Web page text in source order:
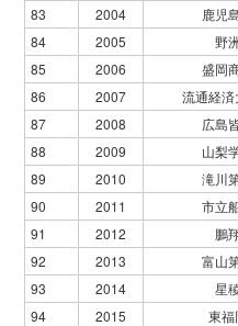
83
2004 鹿児
84
2005 野
85
2006 盛岡
86
2007 流通経済
87
2008 広島
88
2009 山梨
89
2010 滝川
90
2011 市立
91
2012 鵬
92
2013 富山
93
2014 星
94
2015 東福